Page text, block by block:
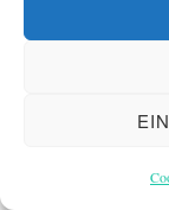
»Sag ihnen
Treppenstufen
Rouanets